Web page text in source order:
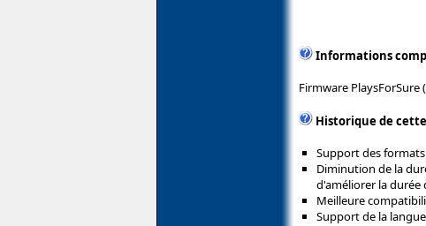
Informations
Firmware PlaysForSure
Historique de
Support des
Diminution de la
d'améliorer la durée
Meilleure
Support de la